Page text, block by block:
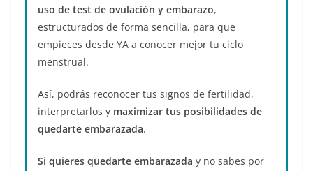
uso de test de ovulación y embarazo,
estructurados de forma sencilla, para que
empieces desde YA a conocer mejor tu ciclo
menstrual.
Así, podrás reconocer tus signos de fertilidad,
interpretarlos y maximizar tus posibilidades de
quedarte embarazada.
Si quieres quedarte embarazada y no sabes por